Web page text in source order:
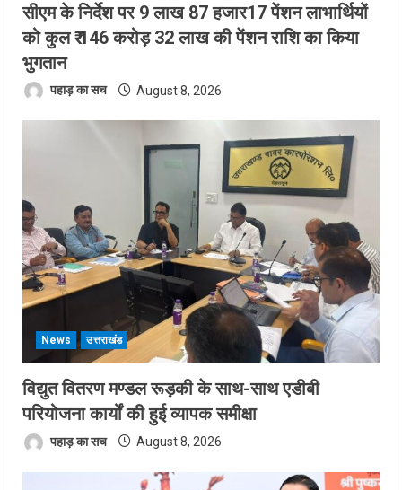
सीएम के निर्देश पर 9 लाख 87 हजार17 पेंशन लाभार्थियों
को कुल ₹ 146 करोड़ 32 लाख की पेंशन राशि का किया
भुगतान
पहाड़ का सच August 8, 2026
News उत्तराखंड
विद्युत वितरण मण्डल रूड़की के साथ-साथ एडीबी
परियोजना कार्यों की हुई व्यापक समीक्षा
पहाड़ का सच August 8, 2026